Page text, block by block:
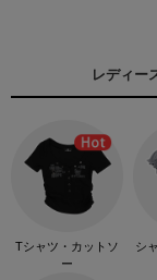
レディー
Tシャツ・カットソ
ー
シ